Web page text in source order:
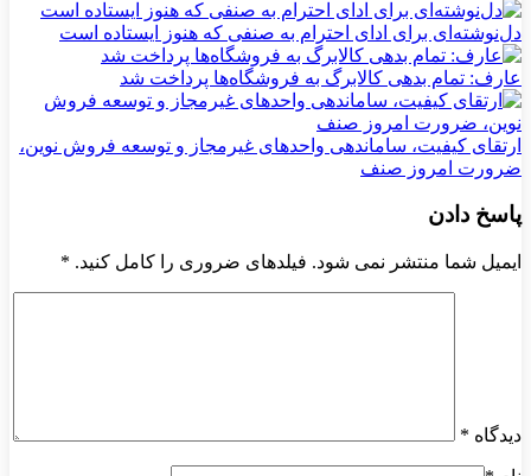
دل‌نوشته‌ای برای ادای احترام به صنفی که هنوز ایستاده است
عارف: تمام بدهی کالابرگ به فروشگاه‌ها پرداخت شد
ارتقای کیفیت، ساماندهی واحدهای غیرمجاز و توسعه فروش نوین،
ضرورت امروز صنف
پاسخ دادن
ایمیل شما منتشر نمی شود. فیلدهای ضروری را کامل کنید. *
دیدگاه *